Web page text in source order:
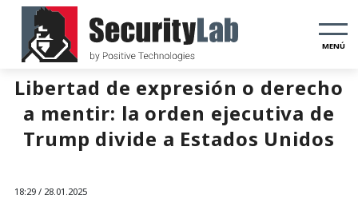
MENÚ
Libertad de expresión o derecho
a mentir: la orden ejecutiva de
Trump divide a Estados Unidos
18:29 / 28.01.2025